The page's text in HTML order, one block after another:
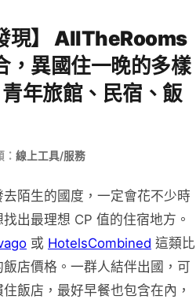
現】 AllTheRooms
，異國住一晚的多樣
年旅館、民宿、飯
： 線上工具/服務
陌生的國度，一定會花不少時
出最理想 CP 值的住宿地方。
或 HotelsCombined 這類比
店價格。一群人結伴出國，可
飯店，最好早餐也包含在內，